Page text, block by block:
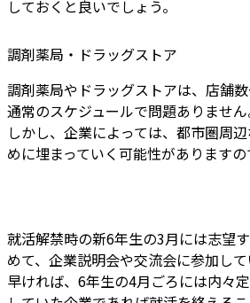
しておくと良いでしょう。
調剤薬局・ドラッグストア
調剤薬局やドラッグストアは、店舗
通常のスケジュールで問題ありません
しかし、企業によっては、都市圏周
めに埋まっていく可能性がありますの
就活解禁時の新6年生の3月には志望
めて、企業説明会や交流会に参加して
早ければ、6年生の4月ごろには内々